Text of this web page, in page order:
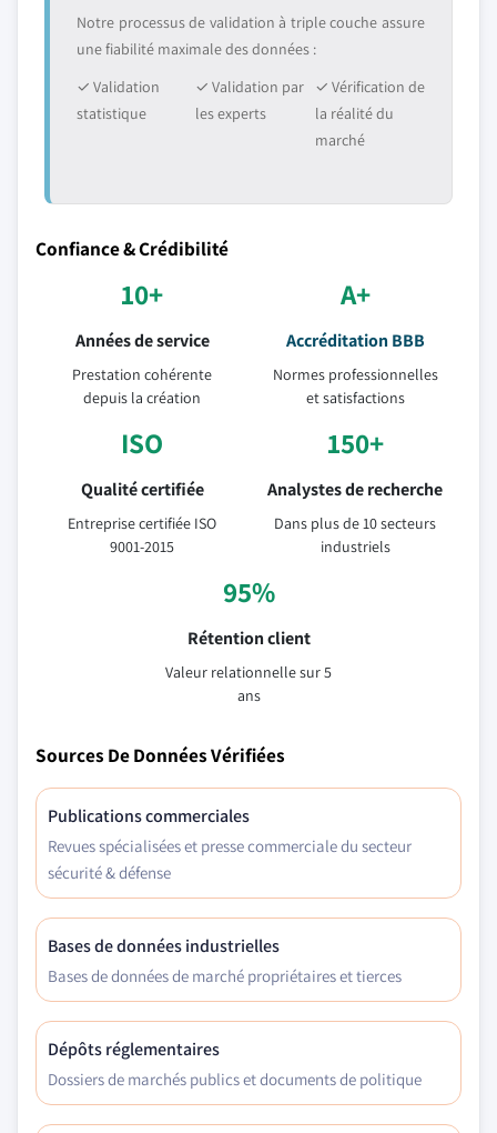
Notre processus de validation à triple couche assure
une fiabilité maximale des données :
✓ Validation
statistique
✓ Validation par
les experts
✓ Vérification de
la réalité du
marché
Confiance & Crédibilité
10+
Années de service
Prestation cohérente
depuis la création
A+
Accréditation BBB
Normes professionnelles
et satisfactions
ISO
Qualité certifiée
Entreprise certifiée ISO
9001-2015
150+
Analystes de recherche
Dans plus de 10 secteurs
industriels
95%
Rétention client
Valeur relationnelle sur 5
ans
Sources De Données Vérifiées
Publications commerciales
Revues spécialisées et presse commerciale du secteur
sécurité & défense
Bases de données industrielles
Bases de données de marché propriétaires et tierces
Dépôts réglementaires
Dossiers de marchés publics et documents de politique